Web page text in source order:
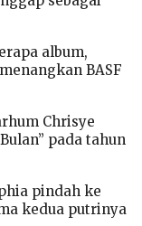
album,
BASF
Chrisye
pada tahun
pindah ke
kedua putrinya